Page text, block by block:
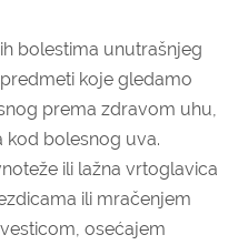
bolestima unutrašnjeg
koje gledamo
prema zdravom uhu,
kod bolesnog uva.
ili lažna vrtoglavica
ili mračenjem
osećajem